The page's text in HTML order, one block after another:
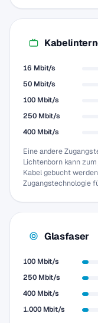
16 Mbit/s
50 Mbit/s
100 Mbit/s
250 Mbit/s
400 Mbit/s
Eine andere
Lichtenborn kann
Kabel gebucht
Zugangstechnologie
Glasfaser
100 Mbit/s
250 Mbit/s
400 Mbit/s
1.000 Mbit/s